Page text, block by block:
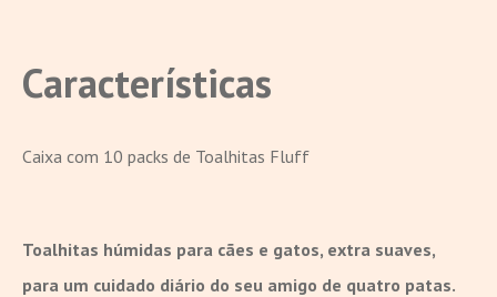
Características
Caixa com 10 packs de Toalhitas Fluff
Toalhitas húmidas para cães e gatos, extra suaves,
para um cuidado diário do seu amigo de quatro patas.